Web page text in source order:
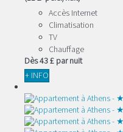
Accès Internet
Climatisation
TV
Chauffage
Dès43 £ par nuit
+ INFO